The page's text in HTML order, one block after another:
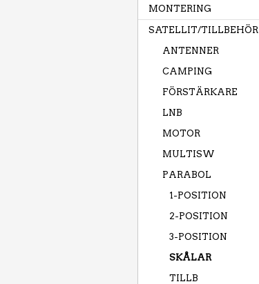
MONTERING
SATELLIT/TILLBEHÖR
ANTENNER
CAMPING
FÖRSTÄRKARE
LNB
MOTOR
MULTISW
PARABOL
1-POSITION
2-POSITION
3-POSITION
SKÅLAR
TILLB